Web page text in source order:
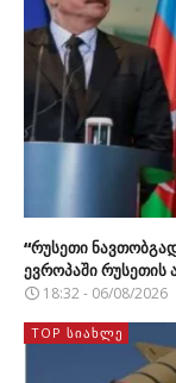
“რუსეთი
ევროპაში
18:32 - 06/08/2026
TOP ᲡᲘᲐᲮᲚᲔ